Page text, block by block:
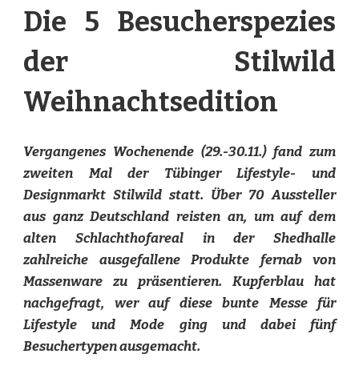
Die 5 Besucherspezies
der Stilwild
Weihnachtsedition
Vergangenes Wochenende (29.-30.11.) fand zum
zweiten Mal der Tübinger Lifestyle- und
Designmarkt Stilwild statt. Über 70 Aussteller
aus ganz Deutschland reisten an, um auf dem
alten Schlachthofareal in der Shedhalle
zahlreiche ausgefallene Produkte fernab von
Massenware zu präsentieren. Kupferblau hat
nachgefragt, wer auf diese bunte Messe für
Lifestyle und Mode ging und dabei fünf
Besuchertypen ausgemacht.